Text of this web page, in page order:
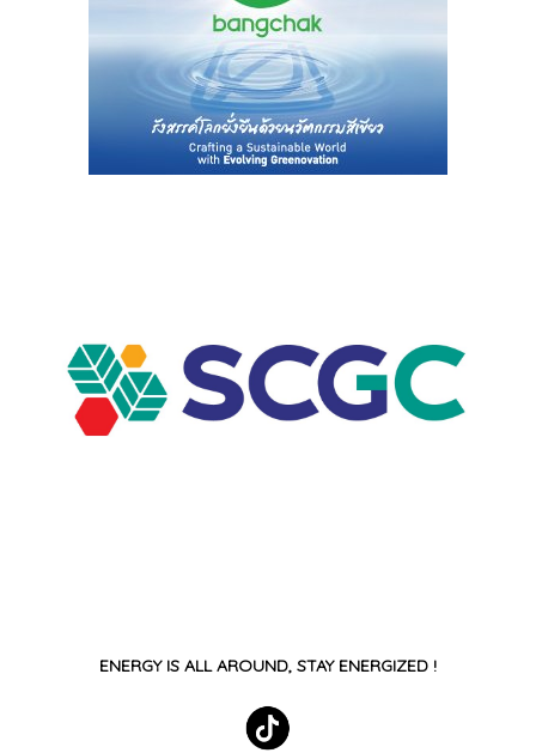
ENERGY IS ALL AROUND, STAY ENERGIZED !